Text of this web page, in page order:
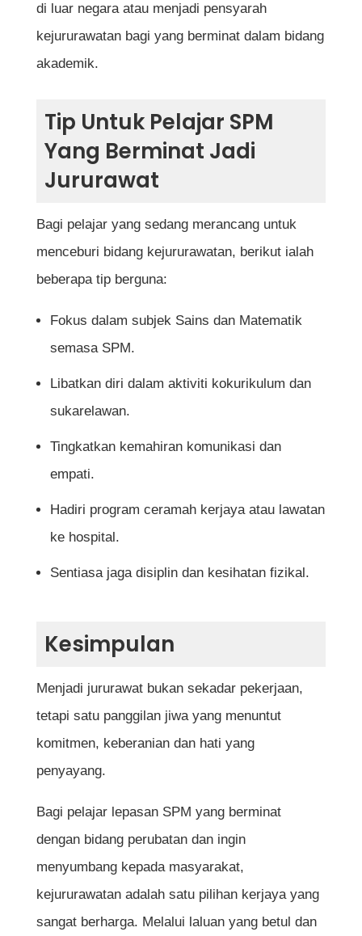
di luar negara atau menjadi pensyarah
kejururawatan bagi yang berminat dalam bidang
akademik.
Tip Untuk Pelajar SPM
Yang Berminat Jadi
Jururawat
Bagi pelajar yang sedang merancang untuk
menceburi bidang kejururawatan, berikut ialah
beberapa tip berguna:
Fokus dalam subjek Sains dan Matematik
semasa SPM.
Libatkan diri dalam aktiviti kokurikulum dan
sukarelawan.
Tingkatkan kemahiran komunikasi dan
empati.
Hadiri program ceramah kerjaya atau lawatan
ke hospital.
Sentiasa jaga disiplin dan kesihatan fizikal.
Kesimpulan
Menjadi jururawat bukan sekadar pekerjaan,
tetapi satu panggilan jiwa yang menuntut
komitmen, keberanian dan hati yang
penyayang.
Bagi pelajar lepasan SPM yang berminat
dengan bidang perubatan dan ingin
menyumbang kepada masyarakat,
kejururawatan adalah satu pilihan kerjaya yang
sangat berharga. Melalui laluan yang betul dan